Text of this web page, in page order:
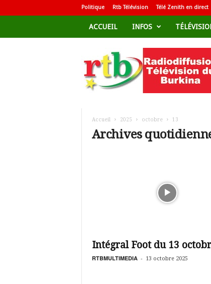
Politique Rtb Télévision Télé Zenith en direct
ACCUEIL INFOS
d
i
Accueil 2025 octobre 13
Archives
Intégral Foot du 13
RTBMULTIMEDIA - 13 octobre 2025